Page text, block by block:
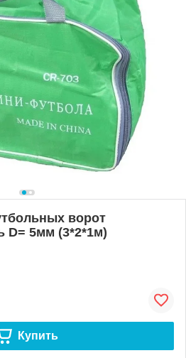
ворот
D= 5мм (3*2*1м)
Купить